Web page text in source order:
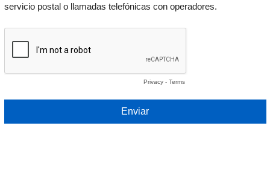
servicio postal o llamadas telefónicas con operadores.
Privacy- Terms